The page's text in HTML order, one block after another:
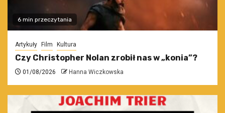
6 min przeczytania
Artykuły Film Kultura
Czy Christopher Nolan zrobił nas w „konia”?
01/08/2026 Hanna Wiczkowska